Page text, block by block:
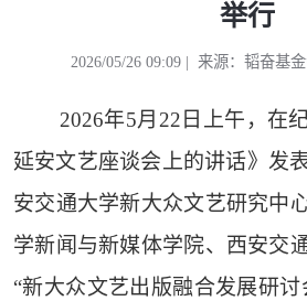
举行
2026/05/26 09:09 | 来源：韬奋基
2026年5月22日上午，在
延安文艺座谈会上的讲话》发
安交通大学新大众文艺研究中
学新闻与新媒体学院、西安交
“新大众文艺出版融合发展研